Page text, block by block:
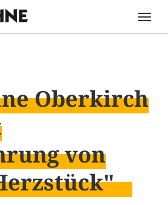
Oberkirch
von